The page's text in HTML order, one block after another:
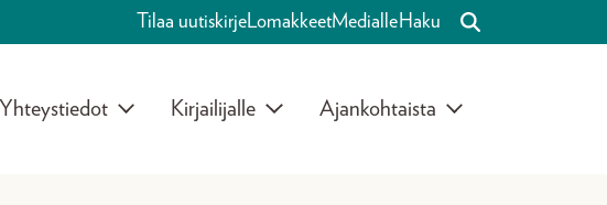
Tilaa uutiskirjeLomakkeetMedialleHaku
Yhteystiedot Kirjailijalle Ajankohtaista